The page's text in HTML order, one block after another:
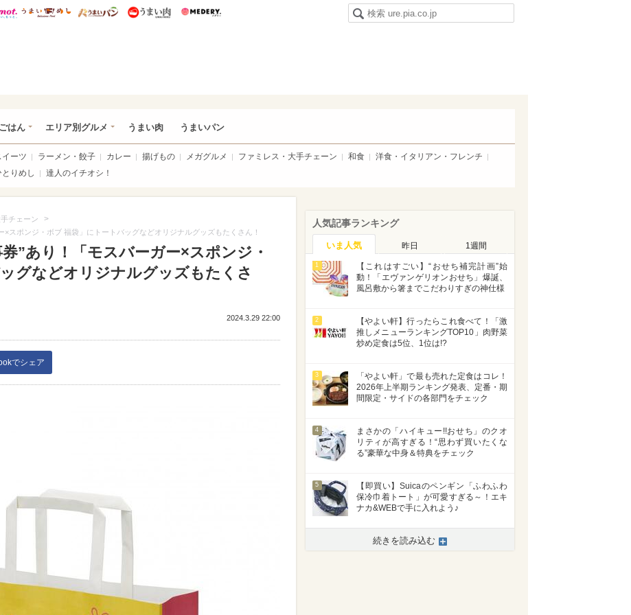
あ総研 ディズニー特集
mimot. うまいめし うまいパン うまい肉
はん エリア別グルメ うまい肉 うまいパン
イーツ ラーメン・餃子 カレー 揚げもの メガグルメ ファミレス・大手チェーン 和食
洋食・イタリアン・フレンチ
とりめし 達人のイチオシ！
チェーン >
×スポンジ・ボブ 福袋」にトートバッグなどオリジナルグッズもたくさん！
”あり！「モスバーガー×スポンジ・
グなどオリジナルグッズもたくさ
2024.3.29 22:00
でシェア
人気記事ランキング
いま人気 昨日 1週間
1
【これはすごい】“おせち補完計画”始
動！「エヴァンゲリオンおせち」爆誕、
風呂敷から箸までこだわりすぎの神仕様
2
【やよい軒】行ったらこれ食べて！「激
推しメニューランキングTOP10」肉野菜
炒め定食は5位、1位は!?
3
「やよい軒」で最も売れた定食はコレ！
2026年上半期ランキング発表、定番・期
間限定・サイドの各部門をチェック
4
まさかの「ハイキュー!!おせち」のクオ
リティが高すぎる！“思わず買いたくな
る”豪華な中身＆特典をチェック
5
【即買い】Suicaのペンギン「ふわふわ
保冷巾着トート」が可愛すぎる～！エキ
ナカ&WEBで手に入れよう♪
続きを読み込む